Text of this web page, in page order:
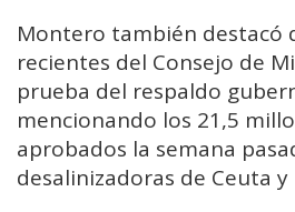
Montero también destacó
recientes del Consejo de
prueba del respaldo
mencionando los 21,5
aprobados la semana
desalinizadoras de Ceuta y